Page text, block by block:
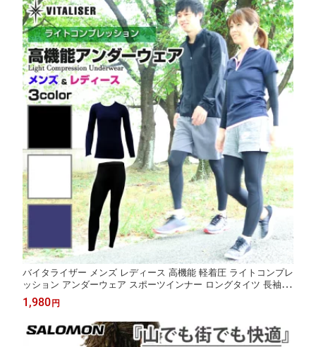
バイタライザー メンズ レディース 高機能 軽着圧 ライトコンプレ
ッション アンダーウェア スポーツインナー ロングタイツ 長袖シ
ャツ ホワイト 白 ブラック 黒 ネイビー 送料無料 VITALISER
1,980 円